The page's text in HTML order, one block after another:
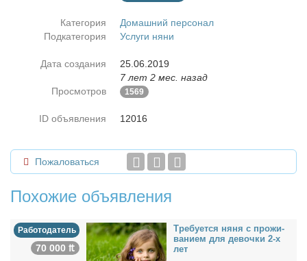
Категория
Домашний персонал
Подкатегория
Услуги няни
Дата создания
25.06.2019
7 лет 2 мес. назад
Просмотров
1569
ID объявления 12016
Пожаловаться
Похожие объявления
Работодатель
70 000 ₶
Тре­бу­ет­ся ня­ня с про­жи­
ва­ни­ем для де­воч­ки 2-х
лет